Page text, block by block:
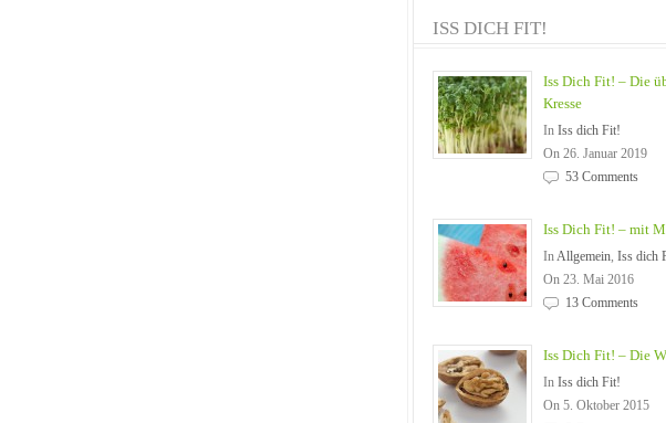
ISS DICH FIT!
Iss Dich Fit! – Die
Kresse
In Iss dich Fit!
On 26. Januar 2019
53 Comments
Iss Dich Fit! – mit
InAllgemein, Iss dich
On 23. Mai 2016
13 Comments
Iss Dich Fit! – Die
In Iss dich Fit!
On 5. Oktober 2015